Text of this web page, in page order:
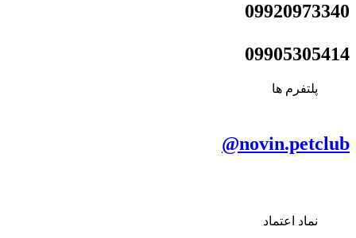
09920973340
09905305414
پلتفرم ها
novin.petclub@
نماد اعتماد